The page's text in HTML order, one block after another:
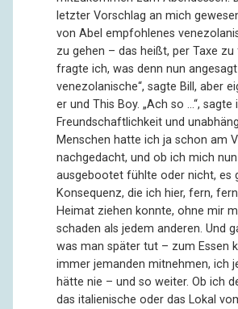
letzter Vorschlag an mich
von Abel empfohlenes
zu gehen – das heißt, per Taxe zu
fragte ich, was denn nun angesagt
venezolanische“, sagte Bill, aber
er und This Boy. „Ach so …“, sagte
Freundschaftlichkeit und
Menschen hatte ich ja schon am
nachgedacht, und ob ich mich nun
ausgebootet fühlte oder nicht, es
Konsequenz, die ich hier, fern,
Heimat ziehen konnte, ohne mir
schaden als jedem anderen. Und
was man später tut – zum Essen
immer jemanden mitnehmen, ich
hätte nie – und so weiter. Ob ich
das italienische oder das Lokal